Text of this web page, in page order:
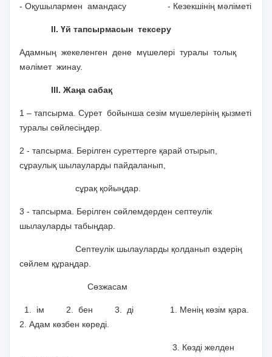
- Оқушылармен амандасу - Кезекшінің мәліметі
ІІ. Үй тапсырмасын тексеру
Адамның жекеленген дене мүшелері туралы толық
мәлімет жинау.
ІІІ. Жаңа сабақ
1 – тапсырма. Сурет бойынша сезім мүшелерінің қызметі
туралы сөйлесіңдер.
2 - тапсырма. Берілген суреттерге қарай отырып,
сұраулық шылауларды пайдаланып,
сұрақ қойыңдар.
3 - тапсырма. Берілген сөйлемдерден септеулік
шылауларды табыңдар.
Септеулік шылауларды қолданып өздерің
сөйлем құраңдар.
Сөзжасам
1. ім 2. бен 3. ді 1. Менің көзім қара.
2. Адам көзбен көреді.
3. Көзді желден